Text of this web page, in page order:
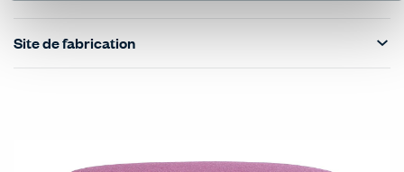
Site de fabrication